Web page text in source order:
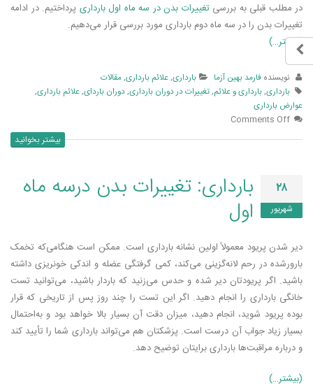
در مطلب قبلی به بررسیتغییرات بدن در سه ماه اول بارداری پرداختیم. در ادامه
تغییرات بدن را در سه ماه دوم بارداری مورد بررسی قرار می‌دهیم.
(بیشتر…)
نویسنده فارمد بهین آزما بارداری,علائم بارداری,مقالات
بارداری, بارداری و علائم,تغییرات در دوران بارداری,دوران باردای,علائم بارداری,
عوارض بارداری
Comments Off
بیشتر بخوانید
۲۸
شهریور
بارداری: تغییرات بدن درسه ماه
اول
دیر شدن پریود معمولاً اولین نشانه بارداری است. ممکن است هنگامی‌که تخمک
بارورشده در رحم لانه‌گزینی می‌کند، کمی گرفتگی عضله و اندکی خونریزی داشته
باشید. اگر پریودتان دیر شده و حدس می‌زنید که باردار باشید، می‌توانید تست
خانگی بارداری را انجام دهید. اگر این تست را چند روز پس از تاریخی که قرار
بوده پریود شوید، انجام دهید، میزان دقت آن بسیار بالا خواهد بود و به‌احتمال
بسیار زیاد جواب آن درست است. پزشکتان هم می‌تواند بارداری شما را تأیید کند
و درباره مراقبت‌ها بارداری برایتان توضیح دهد.
(بیشتر…)